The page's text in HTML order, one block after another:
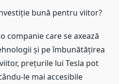
bună pentru viitor?
companie care se axează
și pe îmbunătățirea
prețurile lui Tesla pot
le mai accesibile